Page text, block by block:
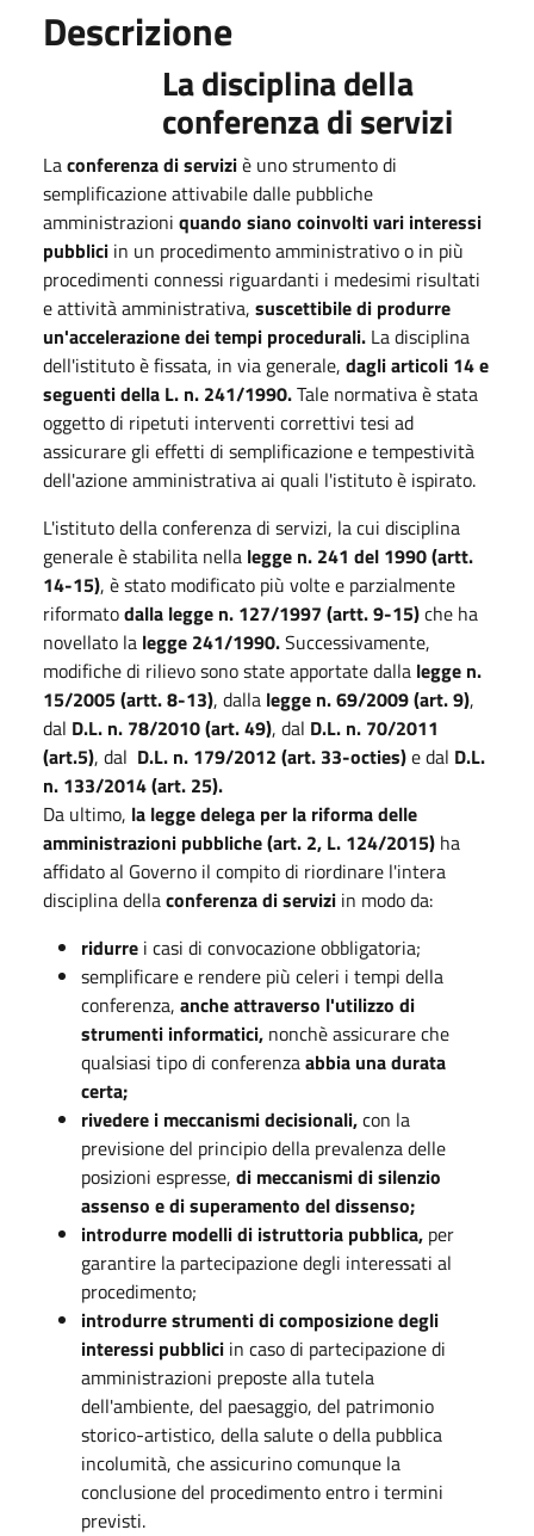
Descrizione
La disciplina della
conferenza di servizi
Laconferenza di serviziè uno strumento di
semplificazione attivabile dalle pubbliche
amministrazioni quando siano coinvolti vari interessi
pubblici in un procedimento amministrativo o in più
procedimenti connessi riguardanti i medesimi risultati
e attività amministrativa, suscettibile di produrre
un'accelerazione dei tempi procedurali. La disciplina
dell'istituto è fissata, in via generale, dagli articoli 14 e
seguenti della L. n. 241/1990.Tale normativa è stata
oggetto di ripetuti interventi correttivi tesi ad
assicurare gli effetti di semplificazione e tempestività
dell'azione amministrativa ai quali l'istituto è ispirato.
L'istituto della conferenza di servizi, la cui disciplina
generale è stabilita nella legge n. 241 del 1990 (artt.
14-15), è stato modificato più volte e parzialmente
riformatodalla legge n. 127/1997 (artt. 9-15)che ha
novellato la legge 241/1990.Successivamente,
modifiche di rilievo sono state apportate dalla legge n.
15/2005 (artt. 8-13), dalla legge n. 69/2009 (art. 9),
dal D.L. n. 78/2010 (art. 49), dal D.L. n. 70/2011
(art.5), dal D.L. n. 179/2012 (art. 33-octies)e dal D.L.
n. 133/2014 (art. 25).
Da ultimo, la legge delega per la riforma delle
amministrazioni pubbliche (art. 2, L. 124/2015) ha
affidato al Governo il compito di riordinare l'intera
disciplina dellaconferenza di servizi in modo da:
ridurre i casi di convocazione obbligatoria;
semplificare e rendere più celeri i tempi della
conferenza, anche attraverso l'utilizzo di
strumenti informatici, nonchè assicurare che
qualsiasi tipo di conferenzaabbia una durata
certa;
rivedere i meccanismi decisionali,con la
previsione del principio della prevalenza delle
posizioni espresse, di meccanismi di silenzio
assenso e di superamento del dissenso;
introdurre modelli di istruttoria pubblica, per
garantire la partecipazione degli interessati al
procedimento;
introdurre strumenti di composizione degli
interessi pubblici in caso di partecipazione di
amministrazioni preposte alla tutela
dell'ambiente, del paesaggio, del patrimonio
storico-artistico, della salute o della pubblica
incolumità, che assicurino comunque la
conclusione del procedimento entro i termini
previsti.